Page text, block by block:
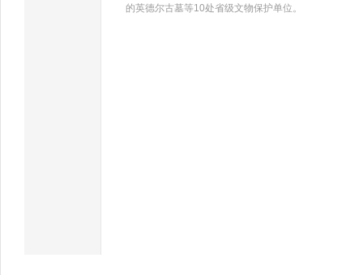
的英德尔古墓等10处省级文物保护单位。